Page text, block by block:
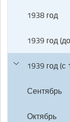
1938 год
1939 год
1939 год (с
Сентябрь
Октябрь